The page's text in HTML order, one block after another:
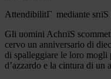
AttendibilitГ mediante sпїЅ
Gli uomini AchпїЅ
cervo un anniversario di
di spalleggiare le loro
d’azzardo e la cintura di un